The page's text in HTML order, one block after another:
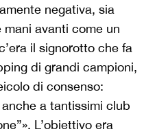
negativa, sia
avanti come un
il signorotto che fa
di grandi campioni,
di consenso:
a tantissimi club
L’obiettivo era